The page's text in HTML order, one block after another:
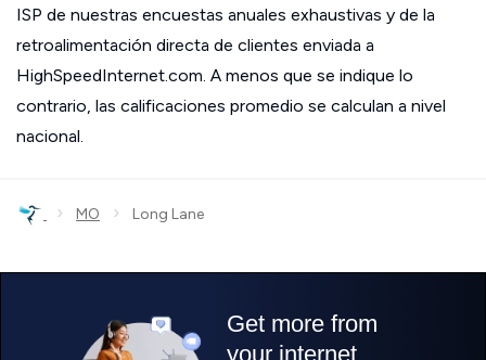
ISP de nuestras encuestas anuales exhaustivas y de la
retroalimentación directa de clientes enviada a
HighSpeedInternet.com. A menos que se indique lo
contrario, las calificaciones promedio se calculan a nivel
nacional.
› MO › Long Lane